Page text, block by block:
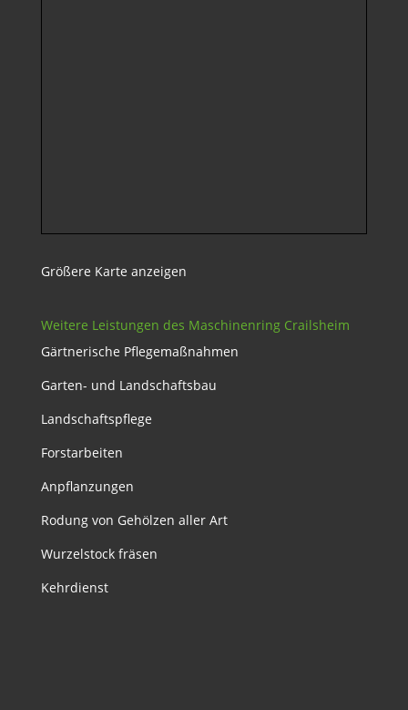
Größere Karte anzeigen
Weitere Leistungen des Maschinenring Crailsheim
Gärtnerische Pflegemaßnahmen
Garten- und Landschaftsbau
Landschaftspflege
Forstarbeiten
Anpflanzungen
Rodung von Gehölzen aller Art
Wurzelstock fräsen
Kehrdienst